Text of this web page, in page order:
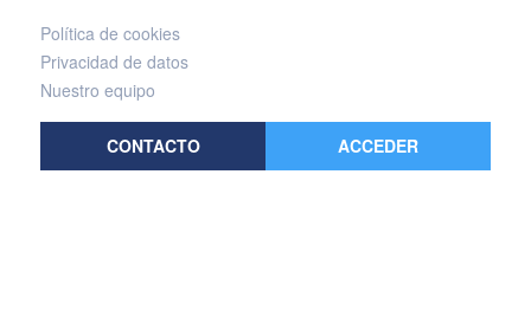
Política de cookies
Privacidad de datos
Nuestro equipo
CONTACTO ACCEDER